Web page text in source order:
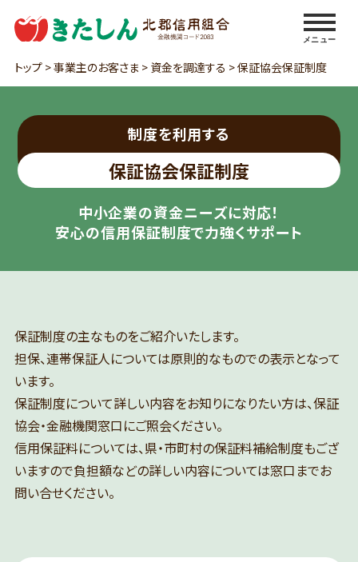
トップ>事業主のお客さま > 資金を調達する >保証協会保証制度
制度を利用する
保証協会保証制度
中小企業の資金ニーズに対応！
安心の信用保証制度で力強くサポート
保証制度の主なものをご紹介いたします。
担保、連帯保証人については原則的なものでの表示となって
います。
保証制度について詳しい内容をお知りになりたい方は、保証
協会・金融機関窓口にご照会ください。
信用保証料については、県・市町村の保証料補給制度もござ
いますので負担額などの詳しい内容については窓口までお
問い合せください。
メニュー